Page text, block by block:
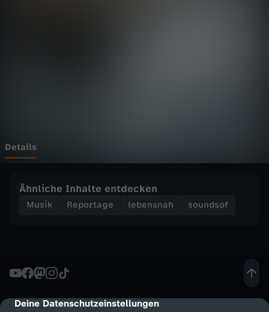
cmp-dialog-description
Deine Datenschutzeinstellungen
n
g
s
l
:
Details
Ähnliche Inhalte entdecken
Musik Reportage lebensnah soundsof